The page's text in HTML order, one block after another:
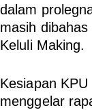
dalam
masih
Keluli Making.
Kesiapan
menggelar